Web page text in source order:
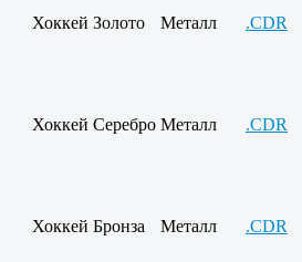
Хоккей Золото Металл .CDR
Хоккей Серебро Металл .CDR
Хоккей Бронза Металл .CDR